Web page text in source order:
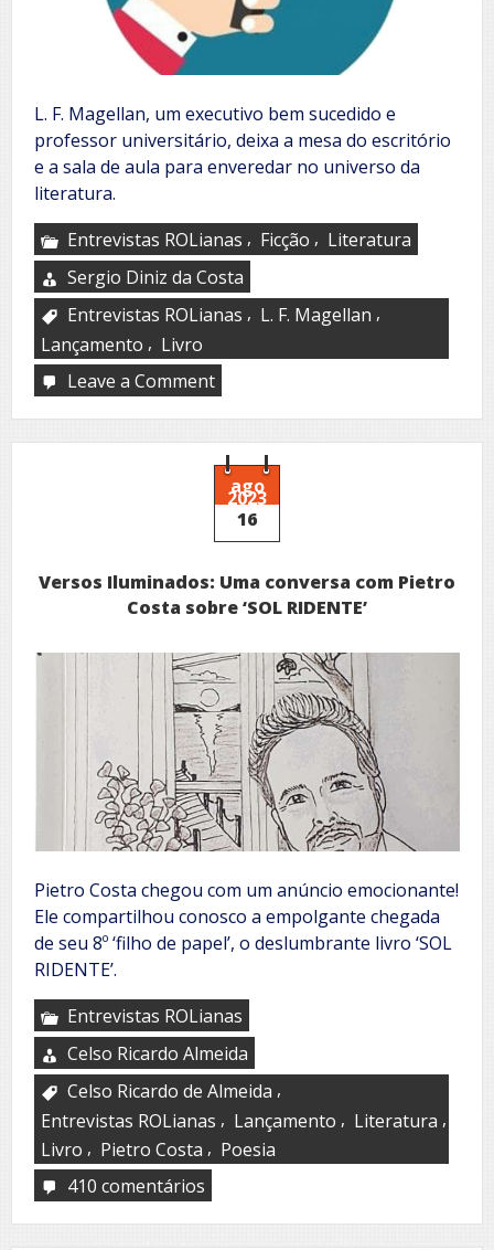
L. F. Magellan, um executivo bem sucedido e
professor universitário, deixa a mesa do escritório
e a sala de aula para enveredar no universo da
literatura.
Entrevistas ROLianas , Ficção , Literatura
Sergio Diniz da Costa
Entrevistas ROLianas , L. F. Magellan ,
Lançamento , Livro
Leave a Commenton
Entrevistas
ROLianas
um
‘SaibaMais’
sobre
escritor
F.
Magellan
ago
2023
16
Versos Iluminados: Uma conversa com Pietro
Costa sobre ‘SOL RIDENTE’
Pietro Costa chegou com um anúncio emocionante!
Ele compartilhou conosco a empolgante chegada
de seu 8º ‘filho de papel’, o deslumbrante livro ‘SOL
RIDENTE’.
Entrevistas ROLianas
Celso Ricardo Almeida
Celso Ricardo de Almeida ,
Entrevistas ROLianas , Lançamento , Literatura ,
Livro , Pietro Costa , Poesia
410 comentários
Iluminados: